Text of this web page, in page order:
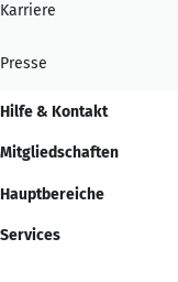
Karriere
Presse
Hilfe & Kontakt
Mitgliedschaften
Hauptbereiche
Services